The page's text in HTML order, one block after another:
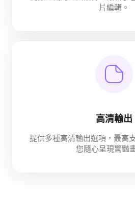
片編輯。
高清輸出
提供多種高清輸出選項，最高
您隨心呈現驚豔